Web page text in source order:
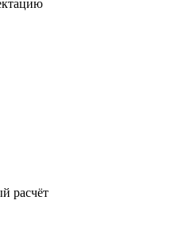
расчёт